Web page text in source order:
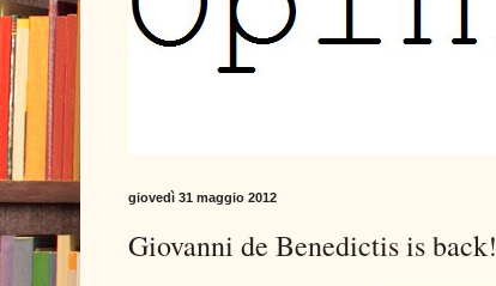
giovedì 31 maggio 2012
Giovanni de Benedictis is back!